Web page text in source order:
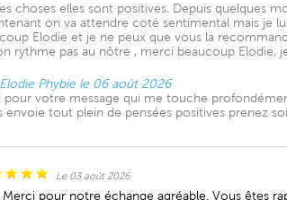
choses elles sont positives. Depuis quelques
on va attendre coté sentimental mais je
Elodie et je ne peux que vous la
rythme pas au nôtre , merci beaucoup Elodie,
Phybie le 06 août 2026
pour votre message qui me touche
envoie tout plein de pensées positives prenez
Le 03 août 2026
pour notre échange agréable. Vous êtes